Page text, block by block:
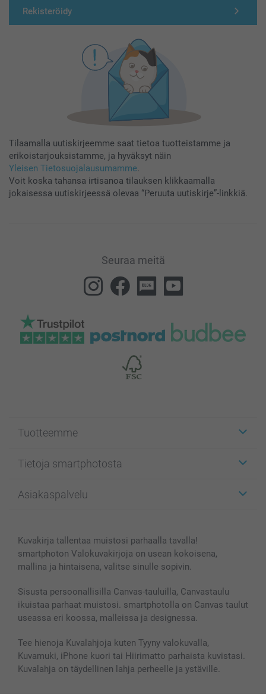
Rekisteröidy
Tilaamalla uutiskirjeemme saat tietoa tuotteistamme ja
erikoistarjouksistamme, ja hyväksyt näin
Yleisen Tietosuojalausumamme.
Voit koska tahansa irtisanoa tilauksen klikkaamalla
jokaisessa uutiskirjeessä olevaa “Peruuta uutiskirje”-linkkiä.
Seuraa meitä
Tuotteemme
Kuvakortit
Kuvakirjat
Kännykkä & Tabletti
MyNameBook
Valokuvakehykset & Lisätarvikkeet
Lahjakortti
Kaikki kuvatuotteet
Tietoja smartphotosta
Affiliate ohjelma
Sivukartta
Ehdot/takuut
Asiakaspalvelu
smartbonus
Hinnat & maksutavat
Kuvakirja tallentaa muistosi parhaalla tavalla!
smartphoton Valokuvakirjoja on usean kokoisena,
mallina ja hintaisena, valitse sinulle sopivin.
Sisusta persoonallisilla Canvas-tauluilla, Canvastaulu
ikuistaa parhaat muistosi. smartphotolla on Canvas taulut
useassa eri koossa, malleissa ja designessa.
Tee hienoja Kuvalahjoja kuten Tyyny valokuvalla,
Kuvamuki, iPhone kuori tai Hiirimatto parhaista kuvistasi.
Kuvalahja on täydellinen lahja perheelle ja ystäville.